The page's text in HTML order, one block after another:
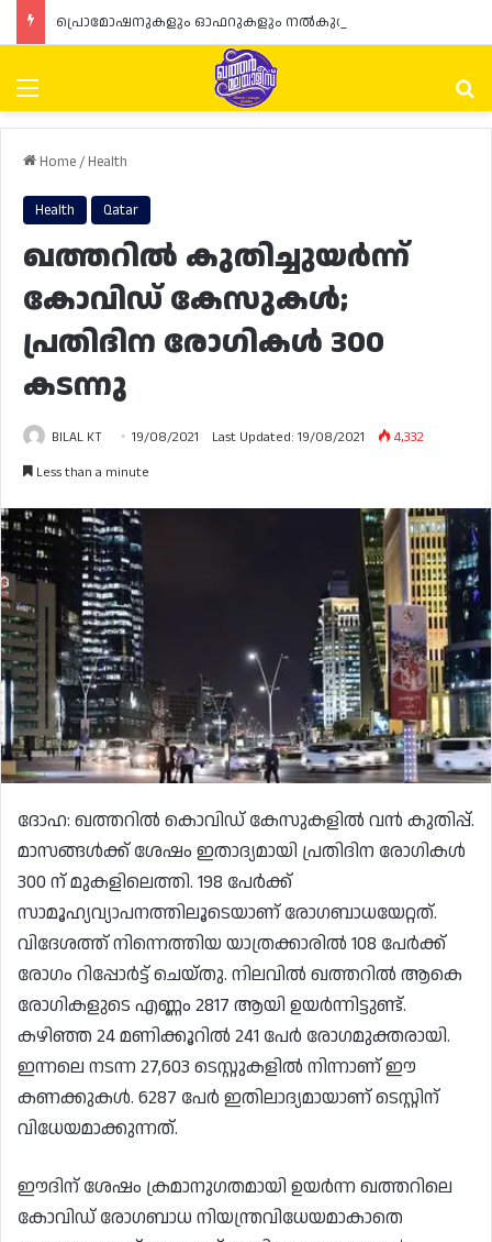
Menu
Home/ Health
Health Qatar
ഖത്തറിൽ കുതിച്ചുയർന്ന്
കോവിഡ് കേസുകൾ;
പ്രതിദിന രോഗികൾ 300
കടന്നു
BILAL KT 19/08/2021 Last Updated: 19/08/2021
4,332
Less than a minute
ദോഹ: ഖത്തറിൽ കൊവിഡ് കേസുകളിൽ വൻ കുതിപ്പ്.
മാസങ്ങൾക്ക് ശേഷം ഇതാദ്യമായി പ്രതിദിന രോഗികൾ
300 ന് മുകളിലെത്തി. 198 പേർക്ക്
സാമൂഹ്യവ്യാപനത്തിലൂടെയാണ് രോഗബാധയേറ്റത്.
വിദേശത്ത് നിന്നെത്തിയ യാത്രക്കാരിൽ 108 പേർക്ക്
രോഗം റിപ്പോർട്ട് ചെയ്തു. നിലവിൽ ഖത്തറിൽ ആകെ
രോഗികളുടെ എണ്ണം 2817 ആയി ഉയർന്നിട്ടുണ്ട്.
കഴിഞ്ഞ 24 മണിക്കൂറിൽ 241 പേർ രോഗമുക്തരായി.
ഇന്നലെ നടന്ന 27,603 ടെസ്റ്റുകളിൽ നിന്നാണ് ഈ
കണക്കുകൾ. 6287 പേർ ഇതിലാദ്യമായാണ് ടെസ്റ്റിന്
വിധേയമാക്കുന്നത്.
ഈദിന് ശേഷം ക്രമാനുഗതമായി ഉയർന്ന ഖത്തറിലെ
കോവിഡ് രോഗബാധ നിയന്ത്രവിധേയമാകാതെ